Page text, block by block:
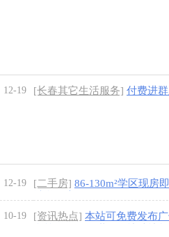
12-19 [长春其它生活服务] 付费进
12-19 [二手房] 86-130m²学区现房
10-19 [资讯热点] 本站可免费发布